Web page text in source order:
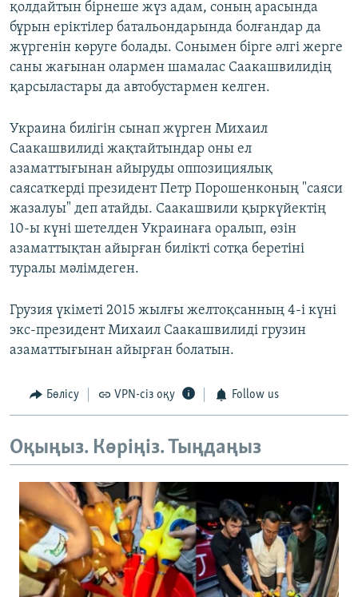
қолдайтын бірнеше жүз адам, соның арасында
бұрын еріктілер батальондарында болғандар да
жүргенін көруге болады. Сонымен бірге әлгі жерге
саны жағынан олармен шамалас Саакашвилидің
қарсыластары да автобустармен келген.
Украина билігін сынап жүрген Михаил
Саакашвилиді жақтайтындар оны ел
азаматтығынан айыруды оппозициялық
саясаткерді президент Петр Порошенконың "саяси
жазалуы" деп атайды. Саакашвили қыркүйектің
10-ы күні шетелден Украинаға оралып, өзін
азаматтықтан айырған билікті сотқа беретіні
туралы мәлімдеген.
Грузия үкіметі 2015 жылғы желтоқсанның 4-і күні
экс-президент Михаил Саакашвилиді грузин
азаматтығынан айырған болатын.
Бөлісу VPN-сіз оқу Follow us
Оқыңыз. Көріңіз. Тыңдаңыз